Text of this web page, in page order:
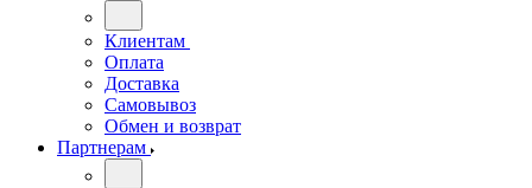
Клиентам
Оплата
Доставка
Самовывоз
Обмен и возврат
Партнерам